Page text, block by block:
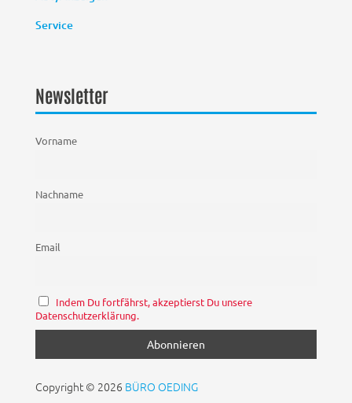
Service
Newsletter
Vorname
Nachname
Email
Indem Du fortfährst, akzeptierst Du unsere
Datenschutzerklärung.
Copyright © 2026 BÜRO OEDING